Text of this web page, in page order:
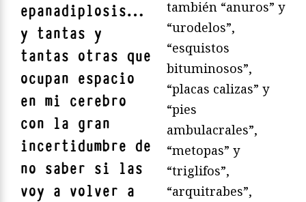
epanadiplosis…
y tantas y
tantas otras que
ocupan espacio
en mi cerebro
con la gran
incertidumbre de
no saber si las
voy a volver a
también “anuros” y
“urodelos”,
“esquistos
bituminosos”,
“placas calizas” y
“pies
ambulacrales”,
“metopas” y
“triglifos”,
“arquitrabes”,